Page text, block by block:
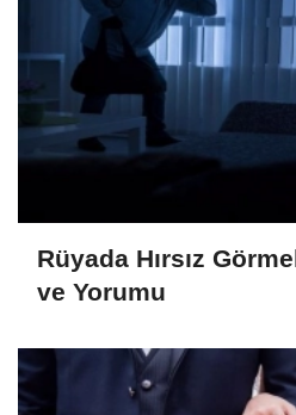
Rüyada Hırsız
ve Yorumu